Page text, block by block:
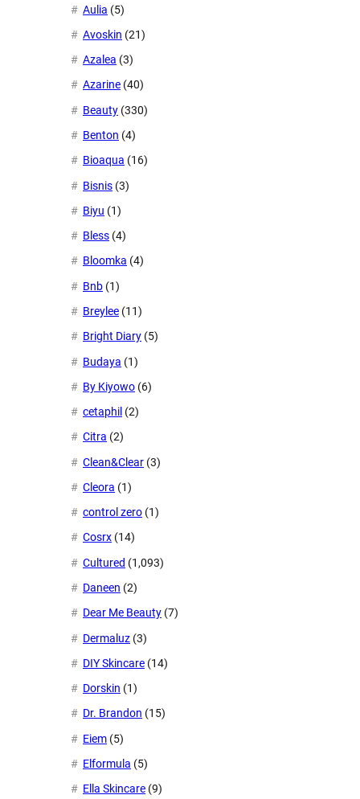
Aulia (5)
Avoskin (21)
Azalea (3)
Azarine (40)
Beauty (330)
Benton (4)
Bioaqua (16)
Bisnis (3)
Biyu (1)
Bless (4)
Bloomka (4)
Bnb (1)
Breylee (11)
Bright Diary (5)
Budaya (1)
By Kiyowo (6)
cetaphil (2)
Citra (2)
Clean&Clear (3)
Cleora (1)
control zero (1)
Cosrx (14)
Cultured (1,093)
Daneen (2)
Dear Me Beauty (7)
Dermaluz (3)
DIY Skincare (14)
Dorskin (1)
Dr. Brandon (15)
Eiem (5)
Elformula (5)
Ella Skincare (9)